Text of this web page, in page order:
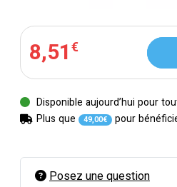
8,51€
Disponible aujourd’hui pour
Plus que
49,00€ pour
Posez une question